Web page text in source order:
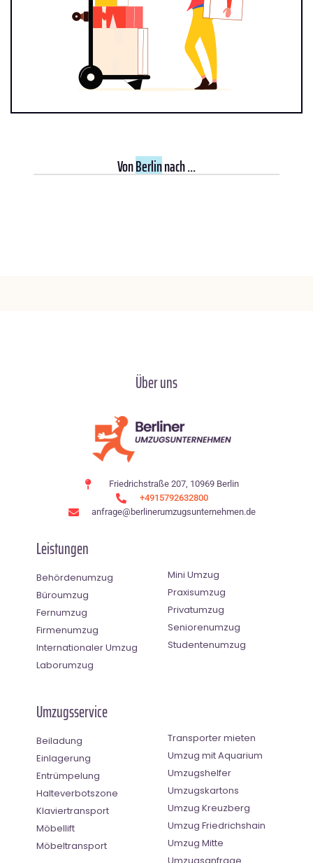
VonBerlinnach ...
Über uns
Friedrichstraße 207, 10969 Berlin
+4915792632800
anfrage@berlinerumzugsunternehmen.de
Leistungen
Behördenumzug
Büroumzug
Fernumzug
Firmenumzug
Internationaler Umzug
Laborumzug
Mini Umzug
Praxisumzug
Privatumzug
Seniorenumzug
Studentenumzug
Umzugsservice
Beiladung
Einlagerung
Entrümpelung
Halteverbotszone
Klaviertransport
Möbellift
Möbeltransport
Transporter mieten
Umzug mit Aquarium
Umzugshelfer
Umzugskartons
Umzug Kreuzberg
Umzug Friedrichshain
Umzug Mitte